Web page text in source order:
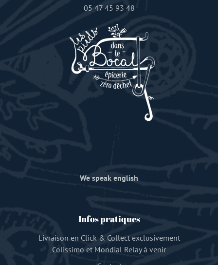
05 47 45 93 48
We speak english
Infos pratiques
Livraison en Click & Collect exclusivement
Colissimo et Mondial Relay à venir